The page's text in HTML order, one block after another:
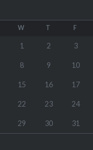
W T F
1 2 3
8 9 10
15 16 17
22 23 24
29 30 31